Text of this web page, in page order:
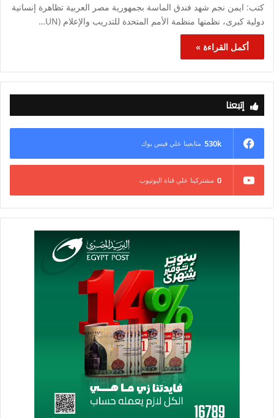
كتب: ايمن نجم شهد فندق الماسة بجمهورية مصر العربية تظاهرة إنسانية
دولية كبرى، نظمتها منظمة الأمم المتحدة للتدريب والإعلام (UN…
أكمل القراءة »
إتبعنا
530k متابعينا علي فيس بوك
0 مشتركينا علي قناة اليوتيوب